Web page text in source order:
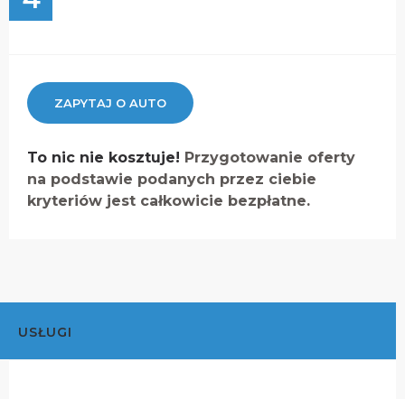
ZAPYTAJ O AUTO
To nic nie kosztuje! Przygotowanie oferty
na podstawie podanych przez ciebie
kryteriów jest całkowicie bezpłatne.
USŁUGI